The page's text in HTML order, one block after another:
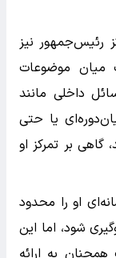
رئیس‌جمهور نیز
میان موضوعات
داخلی مانند
یا حتی
بر تمرکز او
او را محدود
شود، اما این